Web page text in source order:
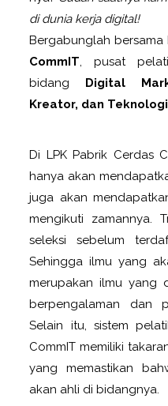
di dunia kerja digital!
Bergabunglah bersama
CommIT, pusat
bidang Digital
Kreator, dan
Di LPK Pabrik Cerdas
hanya akan
juga akan
mengikuti zamannya.
seleksi sebelum
Sehingga ilmu yang
merupakan ilmu yang
berpengalaman dan
Selain itu, sistem
CommIT memiliki
yang memastikan
akan ahli di bidangnya.